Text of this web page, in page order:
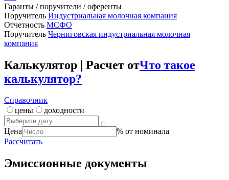
Гаранты / поручители / оференты
Поручитель Индустриальная молочная компания
Отчетность МСФО
Поручитель Черниговская индустриальная молочная
компания
Калькулятор | Расчет отЧто такое
калькулятор?
Справочник
цены
доходности
Цена
% от номинала
Рассчитать
Эмиссионные документы